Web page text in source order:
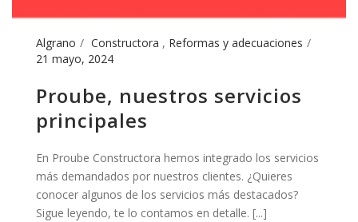
Algrano Constructora , Reformas y adecuaciones
21 mayo, 2024
Proube, nuestros servicios
principales
En Proube Constructora hemos integrado los servicios
más demandados por nuestros clientes. ¿Quieres
conocer algunos de los servicios más destacados?
Sigue leyendo, te lo contamos en detalle. [...]